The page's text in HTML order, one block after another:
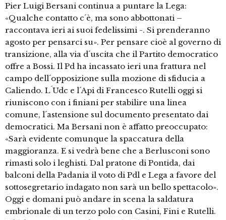
Pier Luigi Bersani continua a puntare la Lega:
«Qualche contatto c´è, ma sono abbottonati –
raccontava ieri ai suoi fedelissimi -. Si prenderanno
agosto per pensarci su». Per pensare cioè al governo di
transizione, alla via d´uscita che il Partito democratico
offre a Bossi. Il Pd ha incassato ieri una frattura nel
campo dell´opposizione sulla mozione di sfiducia a
Caliendo. L´Udc e l´Api di Francesco Rutelli oggi si
riuniscono con i finiani per stabilire una linea
comune, l´astensione sul documento presentato dai
democratici. Ma Bersani non è affatto preoccupato:
«Sarà evidente comunque la spaccatura della
maggioranza. E si vedrà bene che a Berlusconi sono
rimasti solo i leghisti. Dal pratone di Pontida, dai
balconi della Padania il voto di Pdl e Lega a favore del
sottosegretario indagato non sarà un bello spettacolo».
Oggi e domani può andare in scena la saldatura
embrionale di un terzo polo con Casini, Fini e Rutelli.